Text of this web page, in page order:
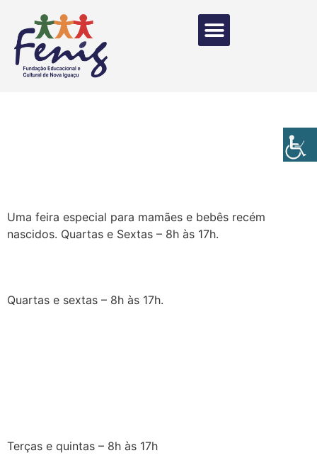
Uma feira especial para mamães e bebês recém
nascidos. Quartas e Sextas – 8h às 17h.
Quartas e sextas – 8h às 17h.
Terças e quintas – 8h às 17h